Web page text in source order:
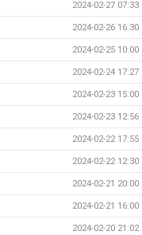
2024-02-27 07:33
2024-02-26 16:30
2024-02-25 10:00
2024-02-24 17:27
2024-02-23 15:00
2024-02-23 12:56
2024-02-22 17:55
2024-02-22 12:30
2024-02-21 20:00
2024-02-21 16:00
2024-02-20 21:02